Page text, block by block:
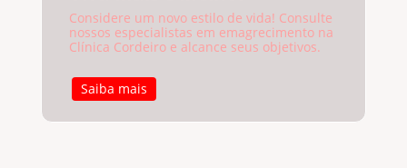
Considere um novo estilo de vida! Consulte
nossos especialistas em emagrecimento na
Clínica Cordeiro e alcance seus objetivos.
Saiba mais